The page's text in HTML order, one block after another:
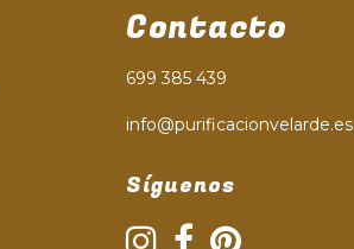
Contacto
699 385 439
info@purificacionvelarde.es
Síguenos